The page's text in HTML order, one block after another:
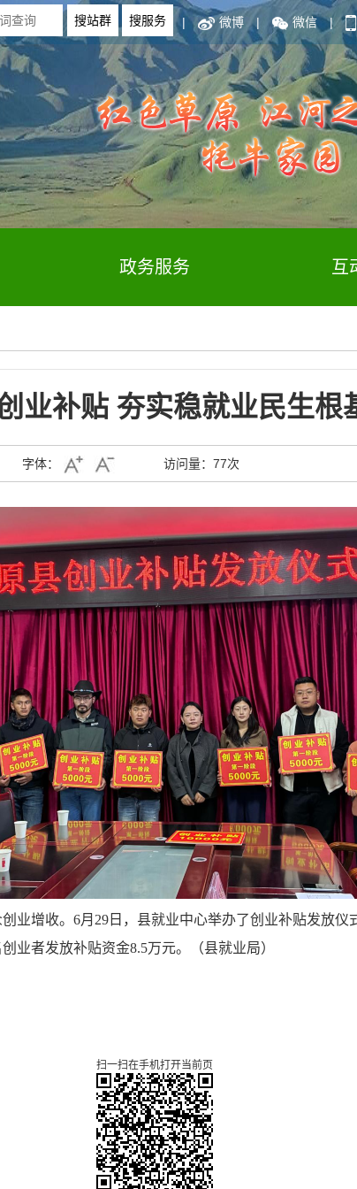
| 微博 | 微信 |
政务服务 互
业补贴 夯实稳就业民生根
字体： 访问量： 77次
业增收。6月29日，县就业中心举办了创业补贴发放
业者发放补贴资金8.5万元。（县就业局）
扫一扫在手机打开当前页